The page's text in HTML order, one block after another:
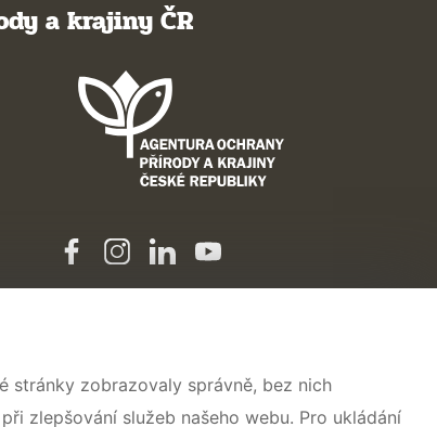
a krajiny ČR
stránky zobrazovaly správně, bez nich
zlepšování služeb našeho webu. Pro ukládání